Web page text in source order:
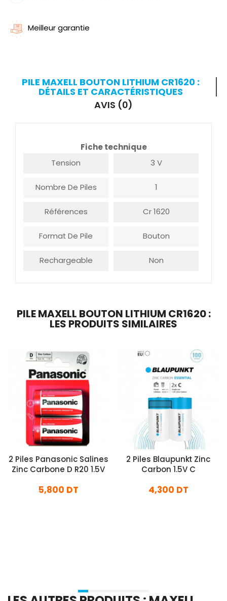
Meilleur garantie
PILE MAXELL BOUTON LITHIUM CR1620 :
DÉTAILS ET CARACTÉRISTIQUES
AVIS (0)
Fiche technique
Tension
3 V
Nombre De Piles 1
Références Cr 1620
Format De Pile Bouton
Rechargeable Non
PILE MAXELL BOUTON LITHIUM CR1620 :
LES PRODUITS SIMILAIRES
2 Piles Panasonic Salines
Zinc Carbone D R20 1.5V
5,800 DT
2 Piles Blaupunkt Zinc
Carbon 1.5V C
4,300 DT